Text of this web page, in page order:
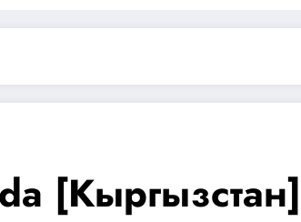
[Кыргызстан]